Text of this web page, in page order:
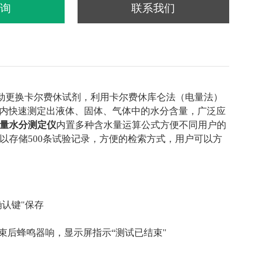
联系我们
更换卡尔费休试剂，利用卡尔费休库仑法（电量法）
快速测定出液体、固体、气体中的水分含量，广泛应
水分测定仪内置多种含水量运算公式方便不同用户的
存储500条试验记录，方便的检索方式，用户可以方
键"保存
蜂鸣器响，显示屏指示“测试已结束"